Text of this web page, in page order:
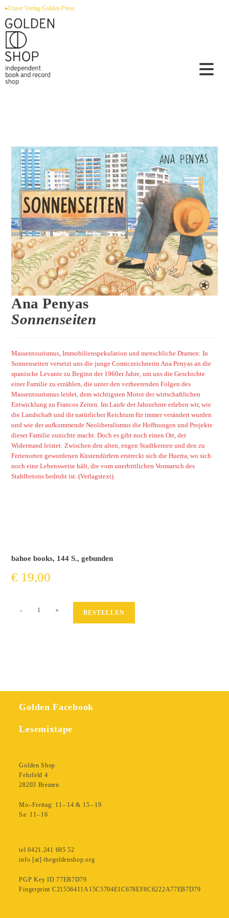
Zum
springen
▸Unser Verlag Golden Press
Ana Penyas
Sonnenseiten
Massentourismus, Immobilienspekulation und menschliche Dramen: In
Sonnenseiten versetzt uns die junge Comiczeichnerin Ana Penyas an die
spanische Levante zu Beginn der 1960er Jahre, um uns die Geschichte
einer Familie zu erzählen, die unter den verheerenden Folgen des
Massentourismus leidet, dem wichtigsten Motor der wirtschaftlichen
Entwicklung zu Francos Zeiten. Im Laufe der Jahrzehnte erleben wir, wie
die Landschaft und ihr natürlicher Reichtum für immer verändert wurden
und wie der aufkommende Neoliberalismus die Hoffnungen und Projekte
dieser Familie zunichte macht. Doch es gibt noch einen Ort, der
Widerstand leistet: Zwischen den alten, engen Stadtkernen und den zu
Ferienorten gewordenen Küstendörfern erstreckt sich die Huerta, wo sich
noch eine Lebensweise hält, die vom unerbittlichen Vormarsch des
Stahlbetons bedroht ist. (Verlagstext)
bahoe books, 144 S., gebunden
€ 19,00
Sonnenseiten
- + BESTELLEN
Golden Facebook
Lesemixtape
Golden Shop
Fehrfeld 4
28203 Bremen
Mo–Freitag: 11 – 14 & 15 – 19
Sa: 11– 16
tel 0421.241 695 52
info [at] thegoldenshop.org
PGP Key ID 77EB7D79
Fingerprint C21556411A15C5704E1C678EF8C6222A77EB7D79